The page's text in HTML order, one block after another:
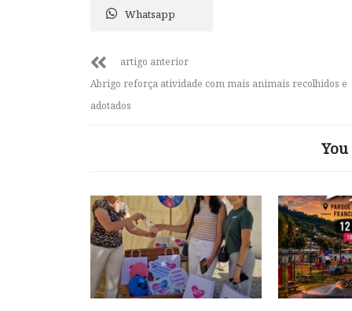
Whatsapp
artigo anterior
Abrigo reforça atividade com mais animais recolhidos e
adotados